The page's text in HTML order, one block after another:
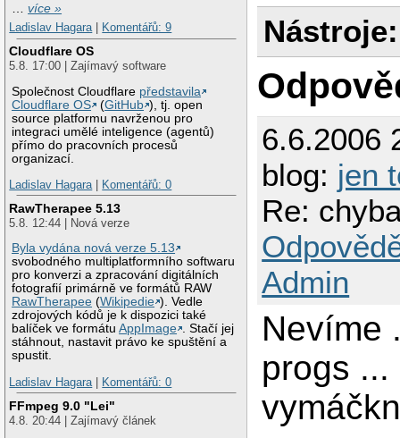
…více »
Ladislav Hagara| Komentářů: 9
Cloudflare OS
5.8. 17:00 | Zajímavý software
Společnost Cloudflare představila
Cloudflare OS
(GitHub ), tj. open
source platformu navrženou pro
integraci umělé inteligence (agentů)
přímo do pracovních procesů
organizací.
Ladislav Hagara| Komentářů: 0
RawTherapee 5.13
5.8. 12:44 | Nová verze
Byla vydána nová verze 5.13
svobodného multiplatformního softwaru
pro konverzi a zpracování digitálních
fotografií primárně ve formátů RAW
RawTherapee (Wikipedie ). Vedle
zdrojových kódů je k dispozici také
balíček ve formátuAppImage . Stačí jej
stáhnout, nastavit právo ke spuštění a
spustit.
Ladislav Hagara| Komentářů: 0
FFmpeg 9.0 "Lei"
4.8. 20:44 | Zajímavý článek
Nástroje:
6.6.2006
blog: jen
Re:
Admin
Nevíme
progs